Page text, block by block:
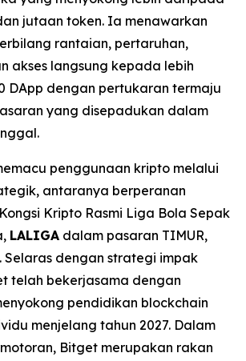
jutaan token. Ia menawarkan
rantaian, pertaruhan,
akses langsung kepada lebih
DApp dengan pertukaran termaju
yang disepadukan dalam
penggunaan kripto melalui
antaranya berperanan
Kripto Rasmi Liga Bola Sepak
LALIGA dalam pasaran TIMUR,
Selaras dengan strategi impak
telah bekerjasama dengan
pendidikan blockchain
menjelang tahun 2027. Dalam
Bitget merupakan rakan